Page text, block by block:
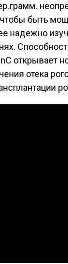
чтобы быть
надежно
открывает
отека